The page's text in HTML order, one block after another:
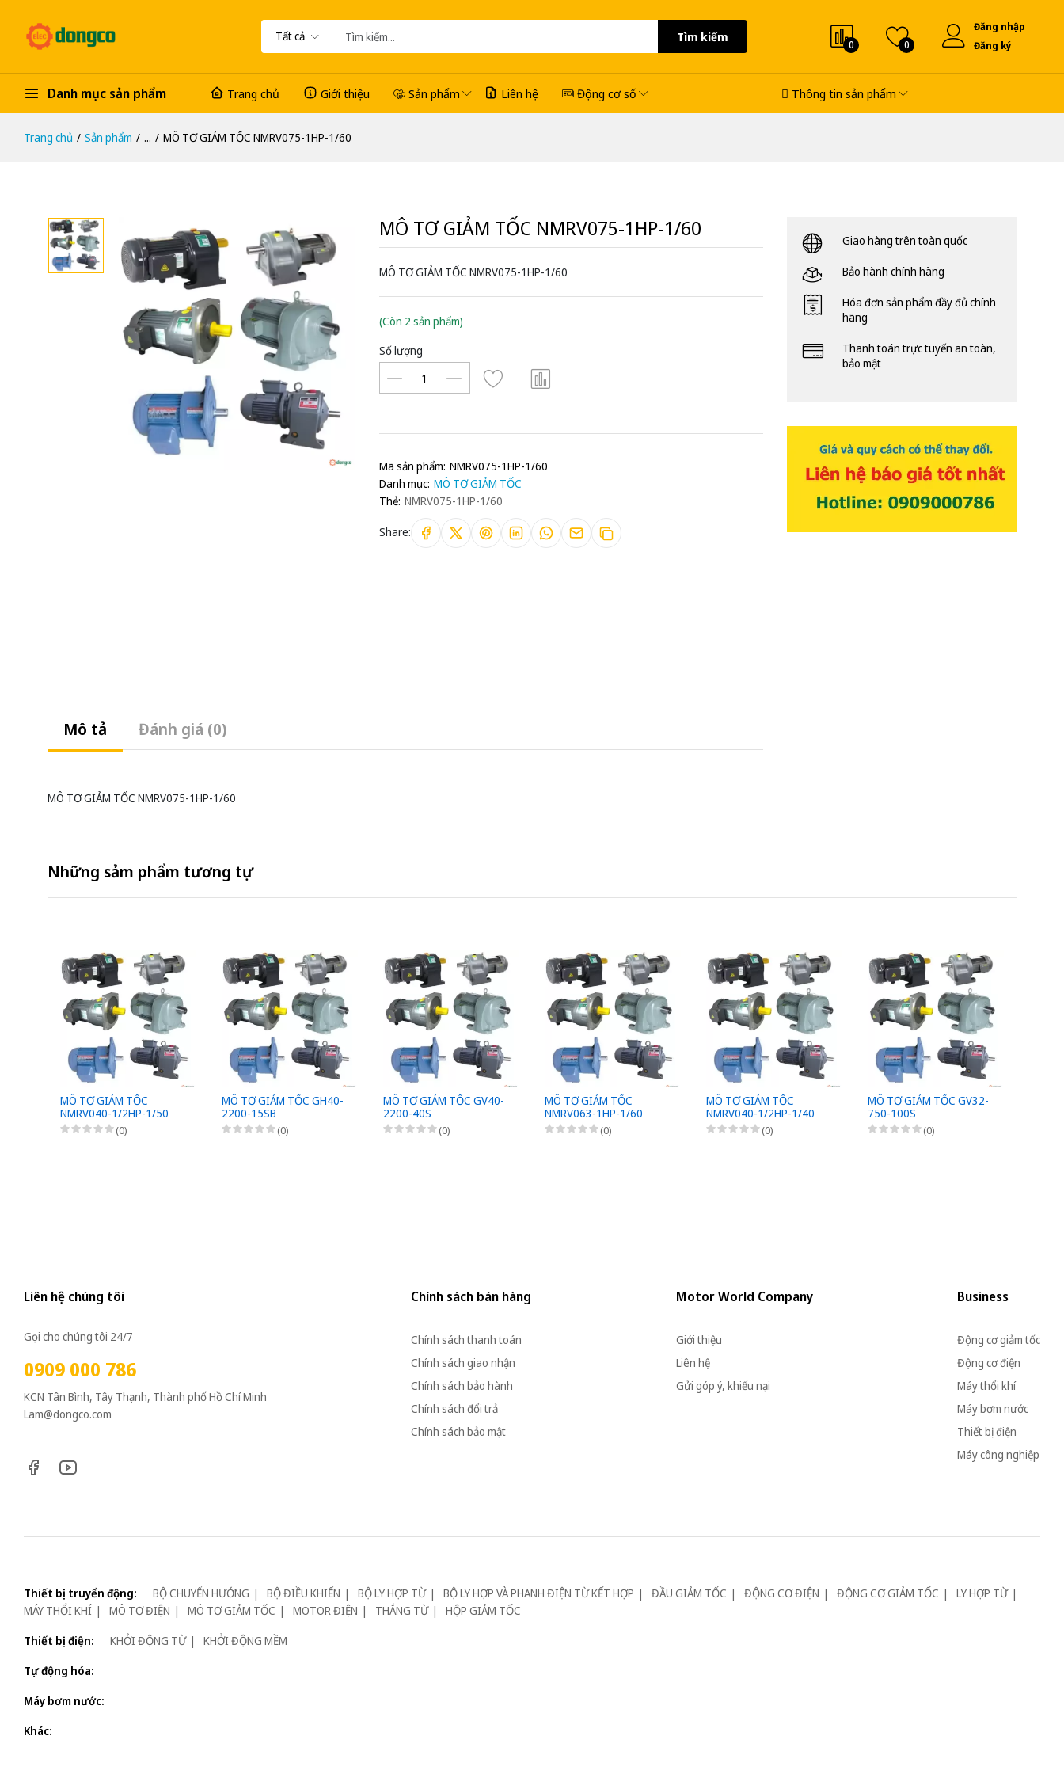
Tất cả Tìm kiếm
0 0
Đăng nhập
Đăng ký
Danh mục sản phẩm Trang chủ Giới thiệu Sản phẩm Liên hệ Động cơ số Thông tin sản phẩm
Trang chủ Sản phẩm ... MÔ TƠ GIẢM TỐC NMRV075-1HP-1/60
MÔ TƠ GIẢM TỐC NMRV075-1HP-1/60
MÔ TƠ GIẢM TỐC NMRV075-1HP-1/60
(Còn 2 sản phẩm)
Số lượng
Mã sản phẩm: NMRV075-1HP-1/60
Danh mục: MÔ TƠ GIẢM TỐC
Thẻ: NMRV075-1HP-1/60
Share:
Mô tả Đánh giá (0)
MÔ TƠ GIẢM TỐC NMRV075-1HP-1/60
Giao hàng trên toàn quốc
Bảo hành chính hàng
Hóa đơn sản phẩm đầy đủ chính
hãng
Thanh toán trực tuyến an toàn,
bảo mật
Những sảm phẩm tương tự
MÔ TƠ GIẢM TỐC
NMRV040-1/2HP-1/50
(0)
MÔ TƠ GIẢM TỐC GH40-
2200-15SB
(0)
MÔ TƠ GIẢM TỐC GV40-
2200-40S
(0)
MÔ TƠ GIẢM TỐC
NMRV063-1HP-1/60
(0)
MÔ TƠ GIẢM TỐC
NMRV040-1/2HP-1/40
(0)
MÔ TƠ GIẢM TỐC GV32-
750-100S
(0)
Liên hệ chúng tôi
Gọi cho chúng tôi 24/7
0909 000 786
KCN Tân Bình, Tây Thạnh, Thành phố Hồ Chí Minh
Lam@dongco.com
Chính sách bán hàng
Chính sách thanh toán
Chính sách giao nhận
Chính sách bảo hành
Chính sách đổi trả
Chính sách bảo mật
Motor World Company
Giới thiệu
Liên hệ
Gửi góp ý, khiếu nại
Business
Động cơ giảm tốc
Động cơ điện
Máy thổi khí
Máy bơm nước
Thiết bị điện
Máy công nghiệp
Thiết bị truyển động: BỘ CHUYỂN HƯỚNG BỘ ĐIỀU KHIỂN BỘ LY HỢP TỪ BỘ LY HỢP VÀ PHANH ĐIỆN TỪ KẾT HỢP ĐẦU GIẢM TỐC ĐỘNG CƠ ĐIỆN ĐỘNG CƠ GIẢM TỐC
LY HỢP TỪ
MÁY THỔI KHÍ
MÔ TƠ ĐIỆN MÔ TƠ GIẢM TỐC MOTOR ĐIỆN THẮNG TỪ
HỘP GIẢM TỐC
Thiết bị điện:
KHỞI ĐỘNG TỪ
KHỞI ĐỘNG MỀM
Tự động hóa:
Máy bơm nước:
Khác: